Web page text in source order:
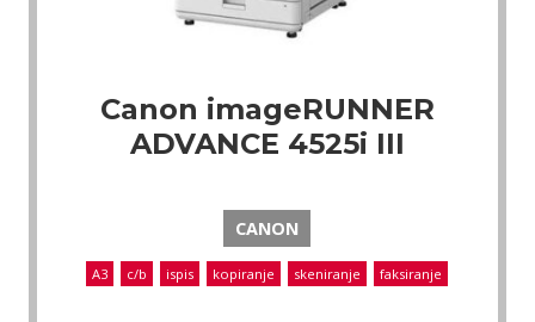
Canon imageRUNNER
ADVANCE 4525i III
CANON
A3 c/b ispis kopiranje skeniranje faksiranje